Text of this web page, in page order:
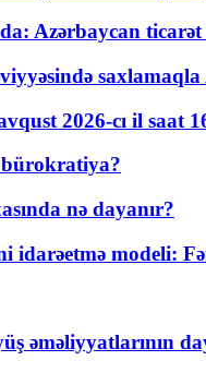
Azərbaycan
2026-cı il saat
bürokratiya?
nə dayanır?
idarəetmə modeli: